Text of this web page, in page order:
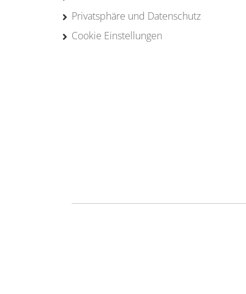
Privatsphäre und Datenschutz
Cookie Einstellungen